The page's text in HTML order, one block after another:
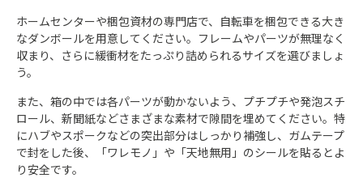
ホームセンターや梱包資材の専門店で、自転車を梱包できる大き
なダンボールを用意してください。フレームやパーツが無理なく
収まり、さらに緩衝材をたっぷり詰められるサイズを選びましょ
う。​
また、箱の中では各パーツが動かないよう、プチプチや発泡スチ
ロール、新聞紙などさまざまな素材で隙間を埋めてください。特
にハブやスポークなどの突出部分はしっかり補強し、ガムテープ
で封をした後、「ワレモノ」や「天地無用」のシールを貼るとよ
り安全です。